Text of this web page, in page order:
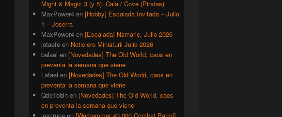
Might & Magic 3 (y 5): Cala / Cove (Piratas)
MaxPower4 en [Hobby] Escalada Invitada – Julio
1 – Joserra
MaxPower4 en [Escalada] Namarie, Julio 2026
jotaefe en Noticiero Miniaturil Julio 2026
balael en [Novedades] The Old World, caos en
preventa la semana que viene
Lafael en [Novedades] The Old World, caos en
preventa la semana que viene
QdeTobin en [Novedades] The Old World, caos
en preventa la semana que viene